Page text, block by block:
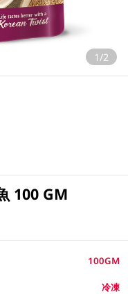
1/2
100 GM
100GM
冷凍